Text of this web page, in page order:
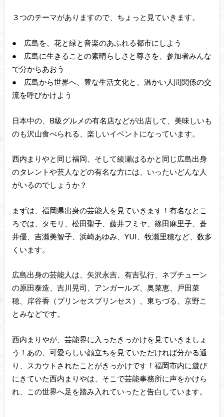
３つのテーマがありますので、ちょっと見ていきます。
● 広島を、花と緑と音楽のあふれる都市にしよう
● 広島に生きることの素晴らしさと尊さを、参加者みんな
で分かちあおう
● 広島から世界へ、豊な生活文化と、温かい人間関係の交
流を呼びかけよう
日本中の、B級グルメの有名店などが出店して、美味しいも
のも沢山食べられる、楽しいイベントになっています。
西内まりやと同じ福岡、そして綾瀬はるかと同じ広島出身
のタレントや芸人などの有名な方には、いったいどんな人
がいるのでしょうか？
まずは、福岡県出身の芸能人を見ていきます！有名なとこ
ろでは、タモリ、松田聖子、藤井フミヤ、篠田麻里子、蒼
井優、吉瀬美智子、浜崎あゆみ、YUI、牧瀬里穂など、数多
くいます。
広島出身の芸能人は、矢沢永吉、有吉弘行、ネプチューン
の原田泰造、吉川晃司、アンガールズ、奥菜恵、戸田菜
穂、岸谷香（プリンセスプリンセス）、東ちづる、京野こ
とみなどです。
西内まりやが、芸能界に入ったきっかけを見ていきましょ
う！あの、可愛らしい顔立ちを見ていただければ分かる通
り、スカウトされたことがきっかけです！福岡市内に遊び
にきていた西内まりやは、そこで芸能事務所に声をかけら
れ、この世界へ足を踏み入れていったと告白しています。